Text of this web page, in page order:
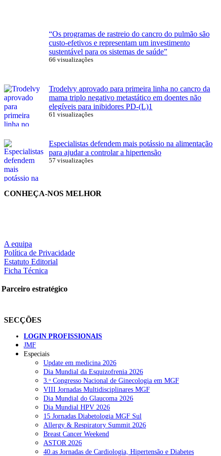
“Os programas de rastreio do cancro do pulmão são
custo-efetivos e representam um investimento
sustentável para os sistemas de saúde”
66 visualizações
Trodelvy aprovado para primeira linha no cancro da
mama triplo negativo metastático em doentes não
elegíveis para inibidores PD-(L)1
61 visualizações
Especialistas defendem mais potássio na alimentação
para ajudar a controlar a hipertensão
57 visualizações
CONHEÇA-NOS MELHOR
A equipa
Política de Privacidade
Estatuto Editorial
Ficha Técnica
Parceiro estratégico
SECÇÕES
LOGIN PROFISSIONAIS
JMF
Especiais
Update em medicina 2026
Dia Mundial da Esquizofrenia 2026
3.ᵒ Congresso Nacional de Ginecologia em MGF
VIII Jornadas Multidisciplinares MGF
Dia Mundial do Glaucoma 2026
Dia Mundial HPV 2026
15 Jornadas Diabetologia MGF Sul
Allergy & Respiratory Summit 2026
Breast Cancer Weekend
ASTOR 2026
40.as Jornadas de Cardiologia, Hipertensão e Diabetes